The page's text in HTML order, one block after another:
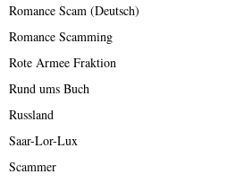
Romance Scam (Deutsch)
Romance Scamming
Rote Armee Fraktion
Rund ums Buch
Russland
Saar-Lor-Lux
Scammer